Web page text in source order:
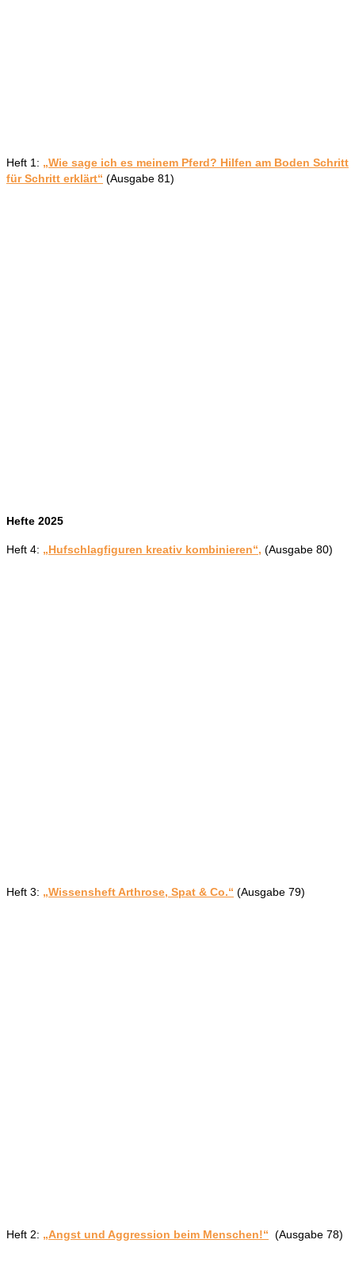
Heft 1: „Wie sage ich es meinem Pferd? Hilfen am Boden Schritt
für Schritt erklärt“ (Ausgabe 81)
Hefte 2025
Heft 4: „Hufschlagfiguren kreativ kombinieren“, (Ausgabe 80)
Heft 3: „Wissensheft Arthrose, Spat & Co.“ (Ausgabe 79)
Heft 2: „Angst und Aggression beim Menschen!“ (Ausgabe 78)